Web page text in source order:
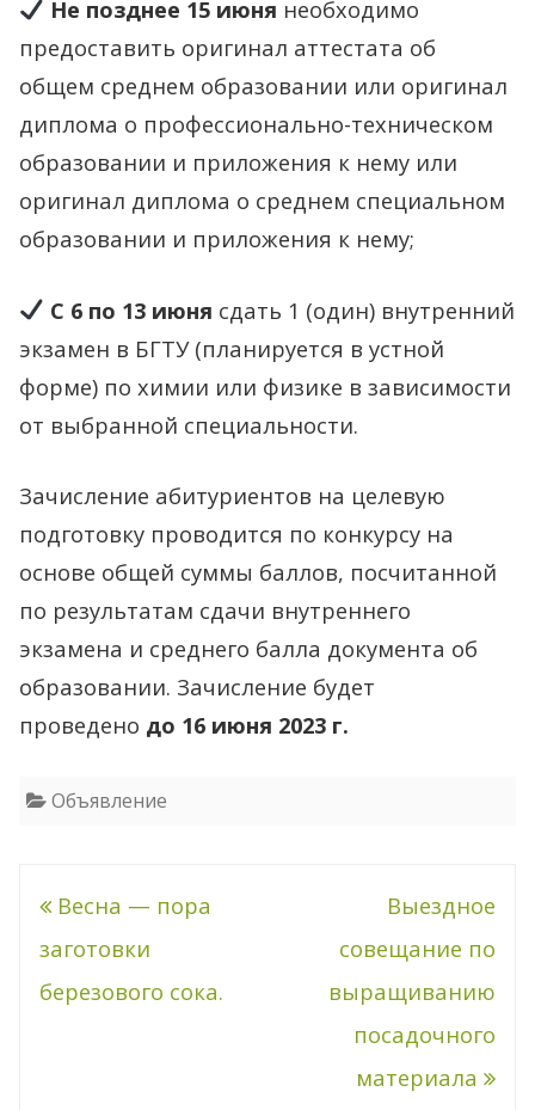
Не позднее 15 июня необходимо
предоставить оригинал аттестата об
общем среднем образовании или оригинал
диплома о профессионально-техническом
образовании и приложения к нему или
оригинал диплома о среднем специальном
образовании и приложения к нему;
С 6 по 13 июня сдать 1 (один) внутренний
экзамен в БГТУ (планируется в устной
форме) по химии или физике в зависимости
от выбранной специальности.
Зачисление абитуриентов на целевую
подготовку проводится по конкурсу на
основе общей суммы баллов, посчитанной
по результатам сдачи внутреннего
экзамена и среднего балла документа об
образовании. Зачисление будет
проведено до 16 июня 2023 г.
Объявление
Навигация
по
записям
Весна — пора
заготовки
березового сока.
Выездное
совещание по
выращиванию
посадочного
материала